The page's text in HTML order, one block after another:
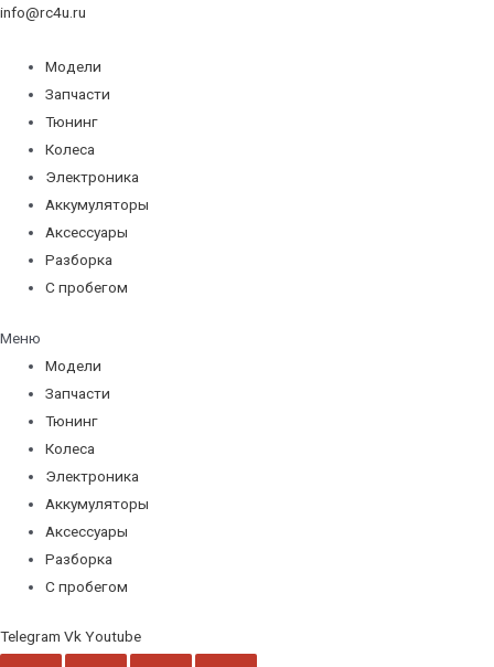
info@rc4u.ru
Модели
Запчасти
Тюнинг
Колеса
Электроника
Аккумуляторы
Аксессуары
Разборка
С пробегом
Меню
Модели
Запчасти
Тюнинг
Колеса
Электроника
Аккумуляторы
Аксессуары
Разборка
С пробегом
Telegram Vk Youtube